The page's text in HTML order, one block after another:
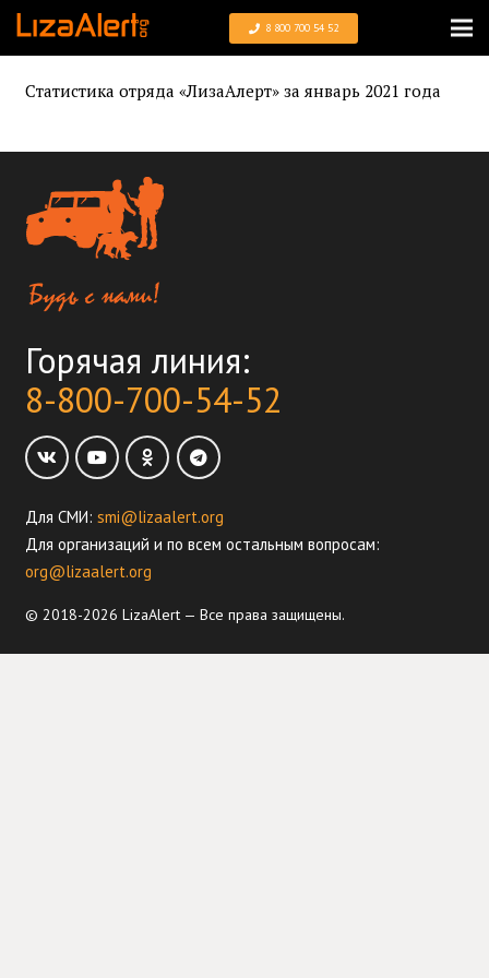
8 800 700 54 52
Статистика отряда «ЛизаАлерт» за январь 2021 года
Горячая линия:
8-800-700-54-52
Для СМИ: smi@lizaalert.org
Для организаций и по всем остальным вопросам:
org@lizaalert.org
© 2018-2026 LizaAlert — Все права защищены.